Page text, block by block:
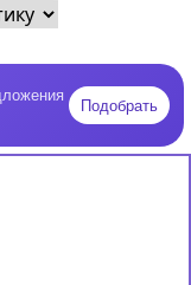
Подобрать